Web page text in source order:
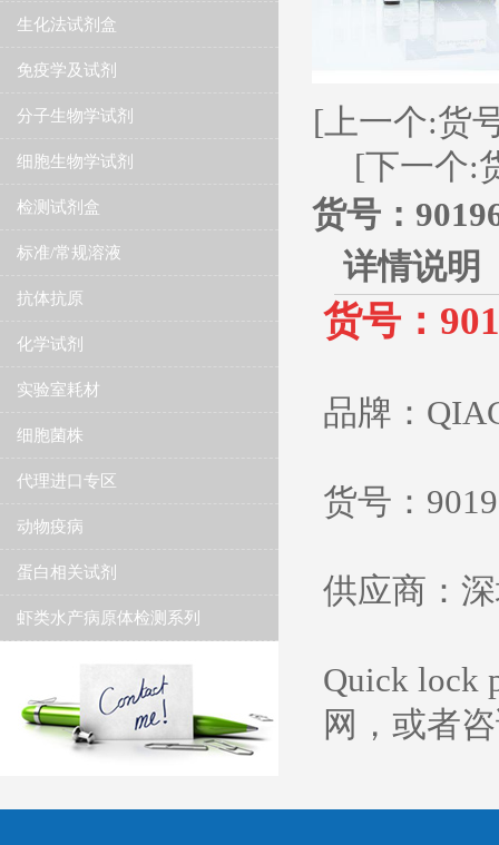
生化法试剂盒
免疫学及试剂
分子生物学试剂
细胞生物学试剂
检测试剂盒
标准/常规溶液
抗体抗原
化学试剂
实验室耗材
细胞菌株
代理进口专区
动物疫病
蛋白相关试剂
虾类水产病原体检测系列
[上一个:货
[下一个:
货号：
详情说明
货号：
品牌：
货号：90
供应商：
Quick lock
网，或者